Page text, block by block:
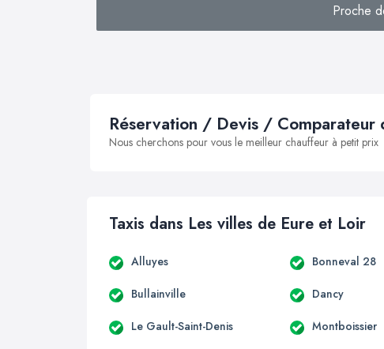
Proche
Réservation / Devis / Comparateur
Nous cherchons pour vous le meilleur chauffeur à petit prix
Taxis dans Les villes de Eure et Loir
Alluyes Bonneval 28
Bullainville Dancy
Le Gault-Saint-Denis Montboissier